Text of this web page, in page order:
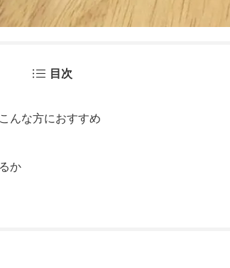
目次
んな方におすすめ
か